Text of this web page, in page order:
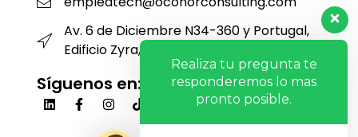
Av. 6 de Diciembre N34-360 y Portugal,
Edificio Zyra, Piso 12, Oficina 1201
Síguenos en:
Realiza tu pregunta te
responderemos lo mas
pronto posible.